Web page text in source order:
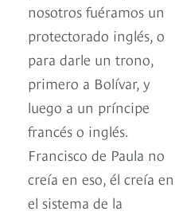
nosotros fuéramos un
protectorado inglés, o
para darle un trono,
primero a Bolívar, y
luego a un príncipe
francés o inglés.
Francisco de Paula no
creía en eso, él creía en
el sistema de la